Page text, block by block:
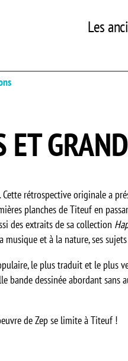
Les
ET
Cette rétrospective originale a
planches de Titeuf en
des extraits de sa collection
et à la nature, ses
le plus traduit et le plus
bande dessinée abordant
de Zep se limite à Titeuf !